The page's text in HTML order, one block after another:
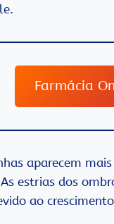
Farmácia
aparecem
estrias dos
ao